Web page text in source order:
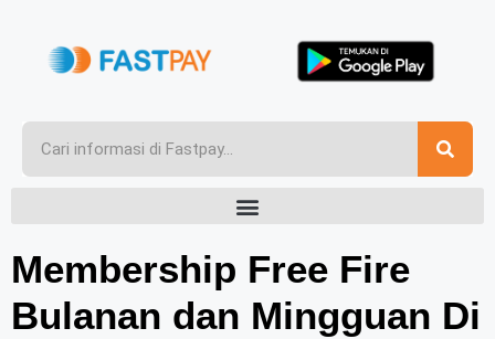
Membership Free Fire
Bulanan dan Mingguan Di